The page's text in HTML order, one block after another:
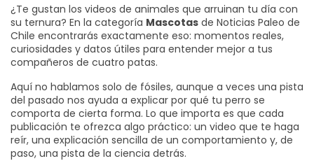
¿Te gustan los videos de animales que arruinan tu día con
su ternura? En la categoría Mascotas de Noticias Paleo de
Chile encontrarás exactamente eso: momentos reales,
curiosidades y datos útiles para entender mejor a tus
compañeros de cuatro patas.
Aquí no hablamos solo de fósiles, aunque a veces una pista
del pasado nos ayuda a explicar por qué tu perro se
comporta de cierta forma. Lo que importa es que cada
publicación te ofrezca algo práctico: un video que te haga
reír, una explicación sencilla de un comportamiento y, de
paso, una pista de la ciencia detrás.